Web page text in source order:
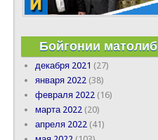
Бойгонии матолиб
декабря 2021 (27)
января 2022 (38)
февраля 2022 (16)
марта 2022 (20)
апреля 2022 (41)